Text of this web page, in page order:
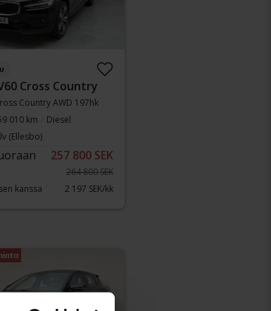
Cross Country
Country AWD 197hk
010 km
Diesel
(Ellesbo)
257 800 SEK
264 800 SEK
kanssa
2 197 SEK/kk